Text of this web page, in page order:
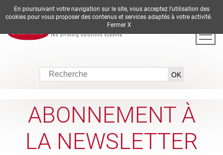
DE EN ES FR IT
ABONNEMENT À
LA NEWSLETTER
En poursuivant votre navigation sur le site, vous acceptez l'utilisation des
cookies pour vous proposer des contenus et services adaptés à votre activité.
Fermer X